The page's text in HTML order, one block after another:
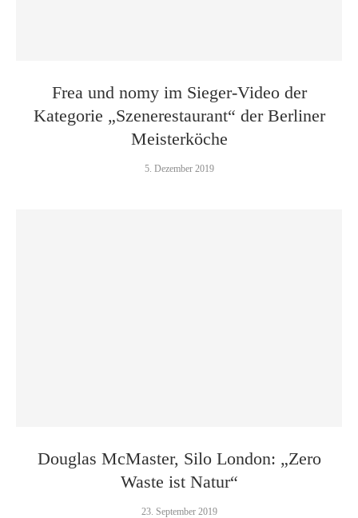
Frea und nomy im Sieger-Video der
Kategorie „Szenerestaurant“ der Berliner
Meisterköche
5. Dezember 2019
Douglas McMaster, Silo London: „Zero
Waste ist Natur“
23. September 2019